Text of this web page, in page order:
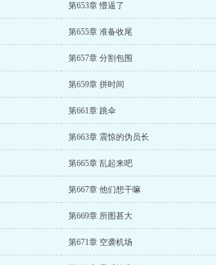
第653章 懵逼了
第655章 准备收尾
第657章 分割包围
第659章 拼时间
第661章 跳伞
第663章 震惊的伪员长
第665章 乱起来吧
第667章 他们想干嘛
第669章 所图甚大
第671章 空袭机场